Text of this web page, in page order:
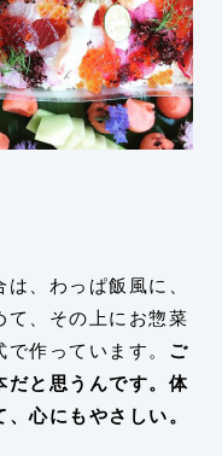
、わっぱ飯風に、
て、その上にお惣菜
作っています。 ご
だと思うんです。体
心にもやさしい。